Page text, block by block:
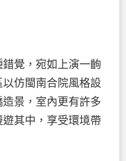
覺，宛如上演一齣
仿閩南合院風格設
景，室內更有許多
其中，享受環境帶